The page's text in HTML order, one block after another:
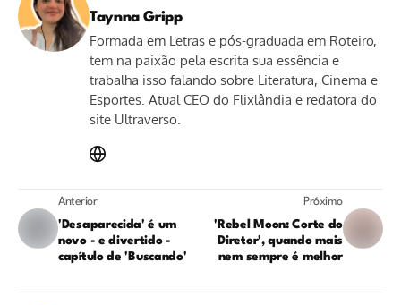
Taynna Gripp
Formada em Letras e pós-graduada em Roteiro,
tem na paixão pela escrita sua essência e
trabalha isso falando sobre Literatura, Cinema e
Esportes. Atual CEO do Flixlândia e redatora do
site Ultraverso.
Anterior
'Desaparecida' é um
novo - e divertido -
capítulo de 'Buscando'
Próximo
'Rebel Moon: Corte do
Diretor', quando mais
nem sempre é melhor